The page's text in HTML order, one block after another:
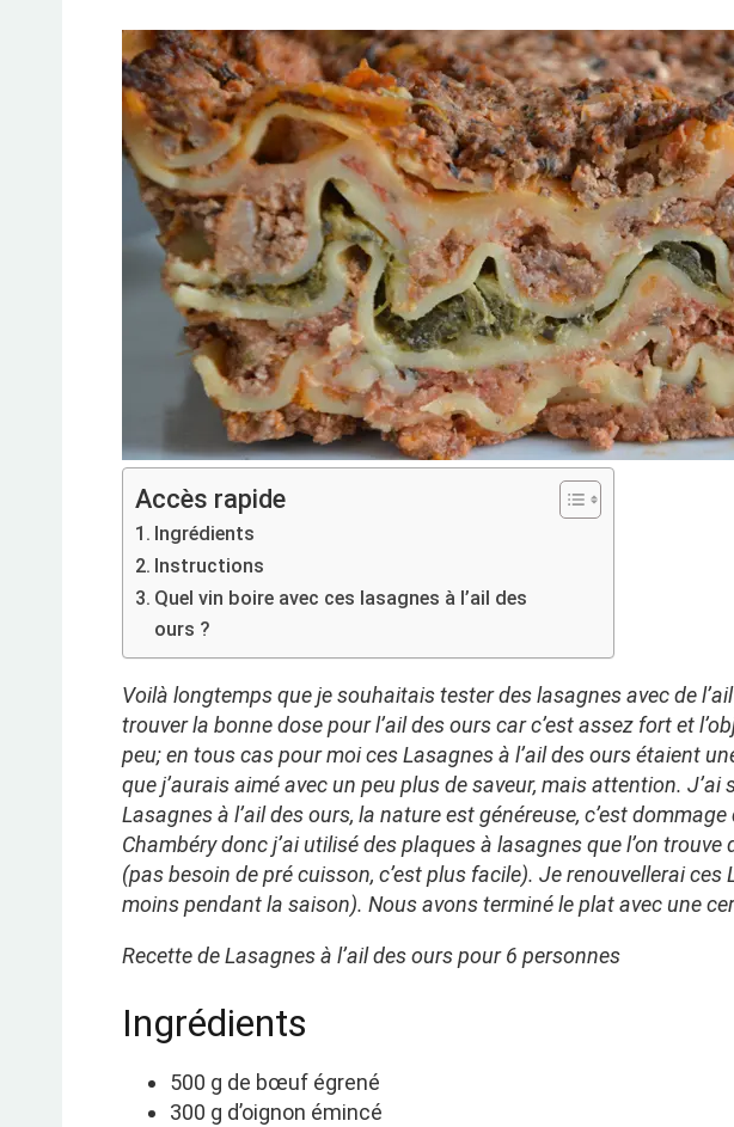
Accès rapide
Ingrédients
Instructions
Quel vin boire avec ces lasagnes à l’ail des
ours ?
Voilà longtemps que je souhaitais tester des lasagnes avec de
trouver la bonne dose pour l’ail des ours car c’est assez fort et
peu; en tous cas pour moi ces Lasagnes à l’ail des ours étaient
que j’aurais aimé avec un peu plus de saveur, mais attention. J’ai
Lasagnes à l’ail des ours, la nature est généreuse, c’est dommage
Chambéry donc j’ai utilisé des plaques à lasagnes que l’on trouve
(pas besoin de pré cuisson, c’est plus facile). Je renouvellerai ces
moins pendant la saison). Nous avons terminé le plat avec une
Recette de Lasagnes à l’ail des ours pour 6 personnes
Ingrédients
500 g de bœuf égrené
300 g d’oignon émincé